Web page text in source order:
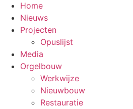
Home
Nieuws
Projecten
Opuslijst
Media
Orgelbouw
Werkwijze
Nieuwbouw
Restauratie